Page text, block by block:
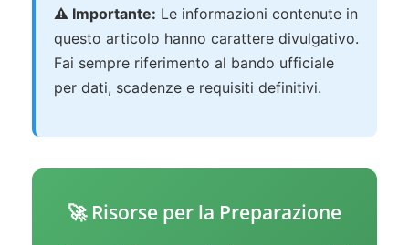
⚠️ Importante: Le informazioni contenute in
questo articolo hanno carattere divulgativo.
Fai sempre riferimento al bando ufficiale
per dati, scadenze e requisiti definitivi.
🚀 Risorse per la Preparazione